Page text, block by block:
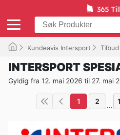
Kundeavis Intersport Tilbud
INTERSPORT
Gyldig fra 12. mai 2026 til 27. mai
1 2 ...